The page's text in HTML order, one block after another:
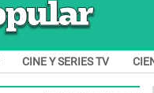
CINE Y SERIES TV